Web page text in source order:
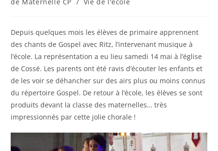
Depuis quelques mois les élèves de primaire apprennent
des chants de Gospel avec Ritz, l’intervenant musique à
l’école. La représentation a eu lieu samedi 14 mai à l’église
de Cossé. Les parents ont été ravis d’écouter les enfants et
de les voir se déhancher sur des airs plus ou moins connus
du répertoire Gospel. De retour à l’école, les élèves se sont
produits devant la classe des maternelles… très
impressionnés par cette jolie chorale !